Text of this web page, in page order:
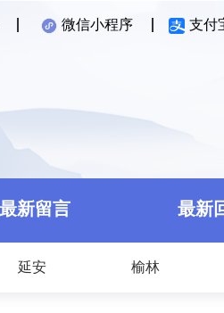
微信小程序 支付
最新留言 最新
延安 榆林